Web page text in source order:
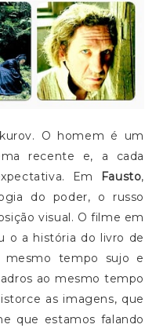
O homem é um
recente e, a cada
Em
Fausto,
do poder, o russo
visual. O filme em
o a história do livro de
mesmo tempo sujo e
ao mesmo tempo
as imagens, que
que estamos falando